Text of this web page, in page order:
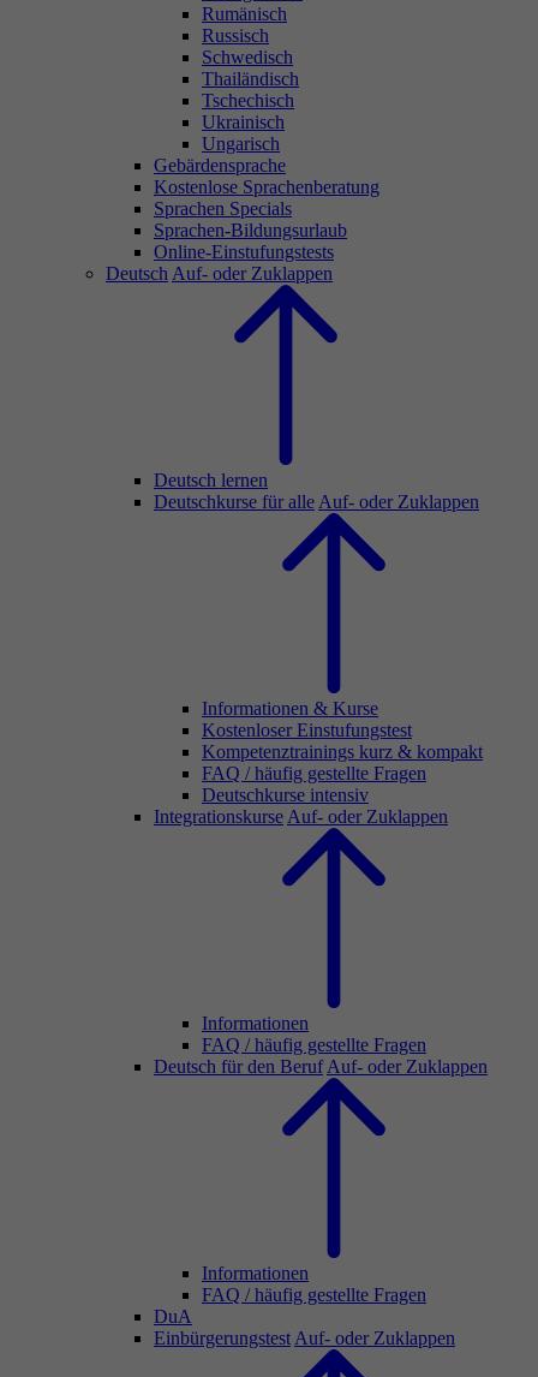
Rumänisch
Russisch
Schwedisch
Thailändisch
Tschechisch
Ukrainisch
Ungarisch
Gebärdensprache
Kostenlose Sprachenberatung
Sprachen Specials
Sprachen-Bildungsurlaub
Online-Einstufungstests
Deutsch Auf- oder Zuklappen
Deutsch lernen
Deutschkurse für alle Auf- oder Zuklappen
Informationen & Kurse
Kostenloser Einstufungstest
Kompetenztrainings kurz & kompakt
FAQ / häufig gestellte Fragen
Deutschkurse intensiv
Integrationskurse Auf- oder Zuklappen
Informationen
FAQ / häufig gestellte Fragen
Deutsch für den Beruf Auf- oder Zuklappen
Informationen
FAQ / häufig gestellte Fragen
DuA
Einbürgerungstest Auf- oder Zuklappen